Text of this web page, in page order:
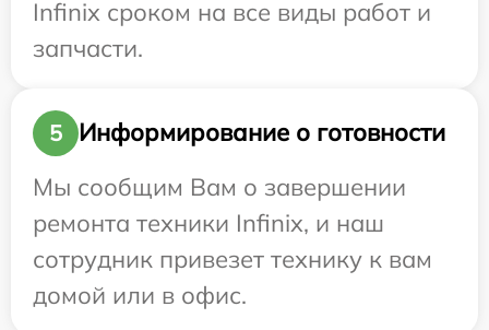
Infinix сроком на все виды работ и
запчасти.
5
Информирование о готовности
Мы сообщим Вам о завершении
ремонта техники Infinix, и наш
сотрудник привезет технику к вам
домой или в офис.